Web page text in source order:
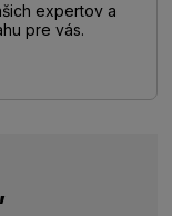
expertov a
pre vás.